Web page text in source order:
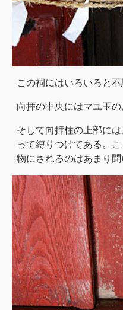
この祠にはいろいろと
向拝の中央にはマユ玉の
そして向拝柱の上部に
って縛りつけてある。
物にされるのはあまり聞